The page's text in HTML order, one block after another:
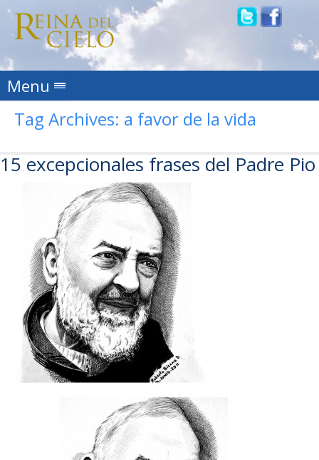
Menu Skip to content
Tag Archives: a favor de la vida
15 excepcionales frases del Padre Pio